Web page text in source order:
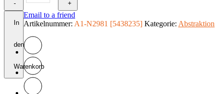
-
-
Key
to
thoughts
Menge
+
In
den
Warenkorb
Email to a friend
Artikelnummer: A1-N2981 [5438235] Kategorie: Abstraktion